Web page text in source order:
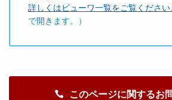
詳しくはビューワ一覧をご覧ください
で開きます。）
このページに関するお